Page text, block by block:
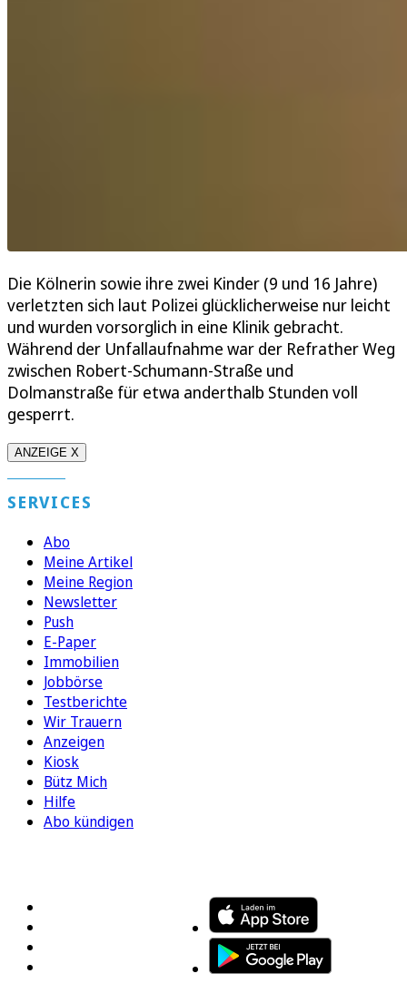
Die Kölnerin sowie ihre zwei Kinder (9 und 16 Jahre)
verletzten sich laut Polizei glücklicherweise nur leicht
und wurden vorsorglich in eine Klinik gebracht.
Während der Unfallaufnahme war der Refrather Weg
zwischen Robert-Schumann-Straße und
Dolmanstraße für etwa anderthalb Stunden voll
gesperrt.
ANZEIGE X
SERVICES
Abo
Meine Artikel
Meine Region
Newsletter
Push
E-Paper
Immobilien
Jobbörse
Testberichte
Wir Trauern
Anzeigen
Kiosk
Bütz Mich
Hilfe
Abo kündigen